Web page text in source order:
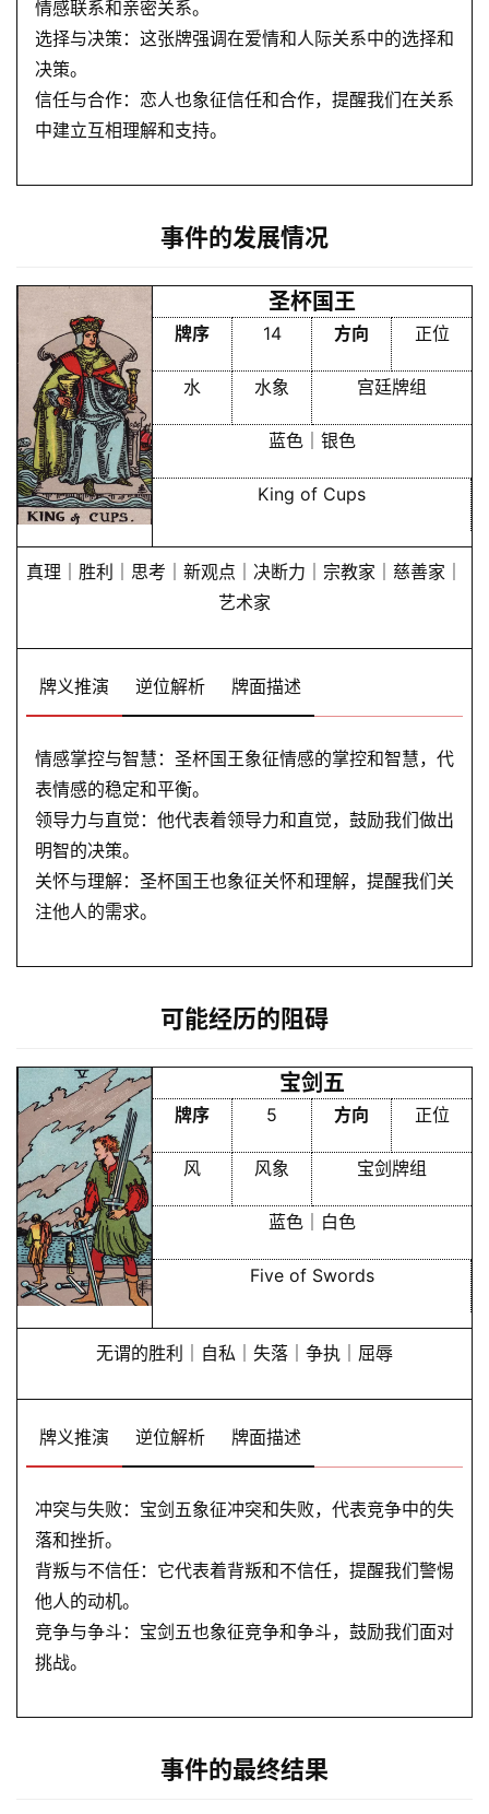
占
卜
梦
服
务
员
情感联系和亲密关系。
选择与决策：这张牌强调在爱情和人际关系中的选择和
决策。
信任与合作：恋人也象征信任和合作，提醒我们在关系
中建立互相理解和支持。
事件的发展情况
圣杯国王
牌序 14 方向 正位
水 水象 宫廷牌组
蓝色｜银色
King of Cups
真理｜胜利｜思考｜新观点｜决断力｜宗教家｜慈善家｜
艺术家
牌义推演 逆位解析 牌面描述
情感掌控与智慧：圣杯国王象征情感的掌控和智慧，代
表情感的稳定和平衡。
领导力与直觉：他代表着领导力和直觉，鼓励我们做出
明智的决策。
关怀与理解：圣杯国王也象征关怀和理解，提醒我们关
注他人的需求。
可能经历的阻碍
宝剑五
牌序 5 方向 正位
风 风象 宝剑牌组
蓝色｜白色
Five of Swords
无谓的胜利｜自私｜失落｜争执｜屈辱
牌义推演 逆位解析 牌面描述
冲突与失败：宝剑五象征冲突和失败，代表竞争中的失
落和挫折。
背叛与不信任：它代表着背叛和不信任，提醒我们警惕
他人的动机。
竞争与争斗：宝剑五也象征竞争和争斗，鼓励我们面对
挑战。
事件的最终结果